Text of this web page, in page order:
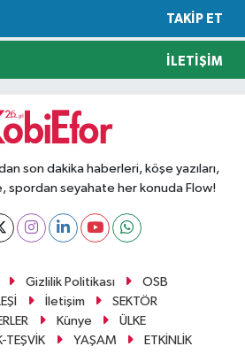
TAKIP ET
İLETIŞIM
son dakika haberleri, köşe yazıları,
spordan seyahate her konuda Flow!
Gizlilik Politikası
OSB
İletişim
SEKTÖR
Künye
ÜLKE
TEŞVİK YAŞAM ETKİNLİK